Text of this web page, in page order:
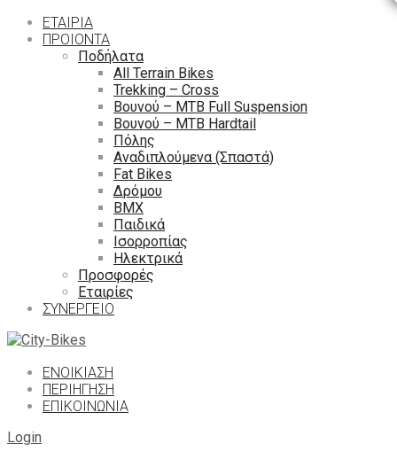
ΕΤΑΙΡΙΑ
ΠΡΟΙΟΝΤΑ
Ποδήλατα
All Terrain Bikes
Trekking – Cross
Βουνού – MTB Full Suspension
Βουνού – MTB Hardtail
Πόλης
Αναδιπλούμενα (Σπαστά)
Fat Bikes
Δρόμου
ΒΜΧ
Παιδικά
Ισορροπίας
Ηλεκτρικά
Προσφορές
Εταιρίες
ΣΥΝΕΡΓΕΙΟ
ΕΝΟΙΚΙΑΣΗ
ΠΕΡΙΉΓΗΣΗ
ΕΠΙΚΟΙΝΩΝΙΑ
Login